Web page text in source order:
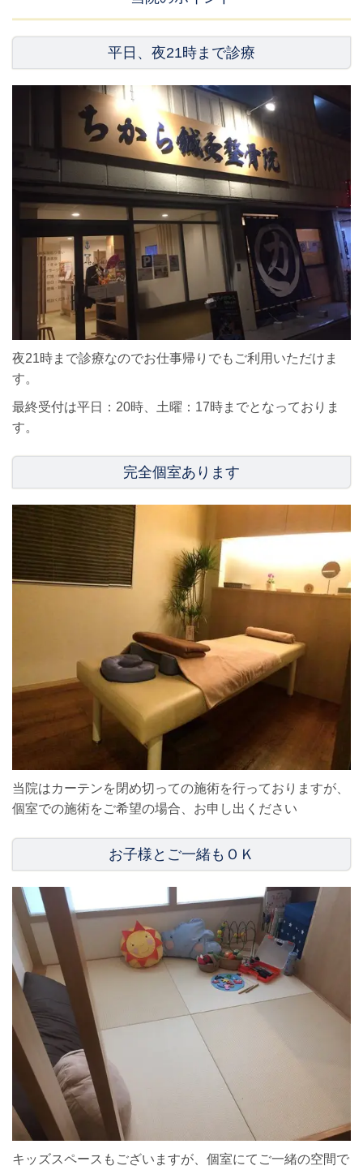
平日、夜21時まで診療
夜21時まで診療なのでお仕事帰りでもご利用いただけま
す。
最終受付は平日：20時、土曜：17時までとなっておりま
す。
完全個室あります
当院はカーテンを閉め切っての施術を行っておりますが、
個室での施術をご希望の場合、お申し出ください
お子様とご一緒もＯＫ
キッズスペースもございますが、個室にてご一緒の空間で